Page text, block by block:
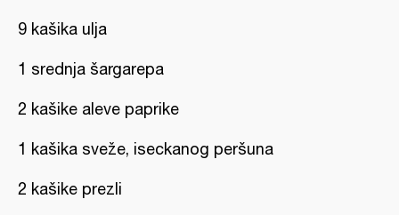
9 kašika ulja
1 srednja šargarepa
2 kašike aleve paprike
1 kašika sveže, iseckanog peršuna
2 kašike prezli